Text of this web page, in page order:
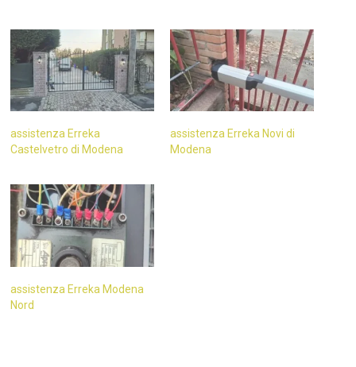
assistenza Erreka
Castelvetro di Modena
assistenza Erreka Novi di
Modena
assistenza Erreka Modena
Nord